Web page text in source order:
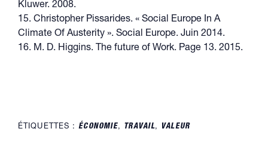
Kluwer. 2008.
15. Christopher Pissarides. « Social Europe In A
Climate Of Austerity ». Social Europe. Juin 2014.
16. M. D. Higgins. The future of Work. Page 13. 2015.
ÉTIQUETTES :ÉCONOMIE, TRAVAIL, VALEUR